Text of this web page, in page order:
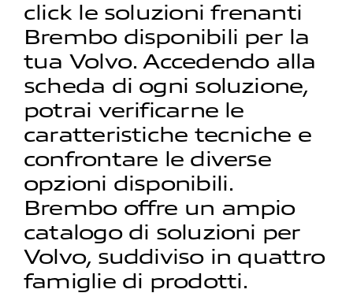
click le soluzioni frenanti
Brembo disponibili per la
tua Volvo. Accedendo alla
scheda di ogni soluzione,
potrai verificarne le
caratteristiche tecniche e
confrontare le diverse
opzioni disponibili.
Brembo offre un ampio
catalogo di soluzioni per
Volvo, suddiviso in quattro
famiglie di prodotti.